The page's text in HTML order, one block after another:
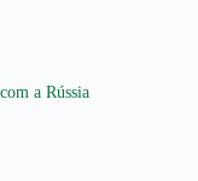
a Rússia